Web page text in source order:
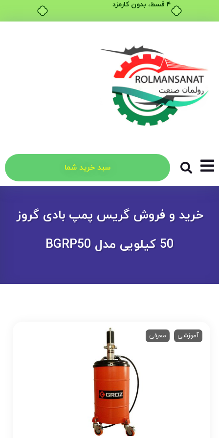
۴ قسط، بدون کارمزد
سبد خرید شما
خرید و فروش گریس پمپ بادی گروز
50 کیلویی مدل BGRP50
آموزشی معرفی